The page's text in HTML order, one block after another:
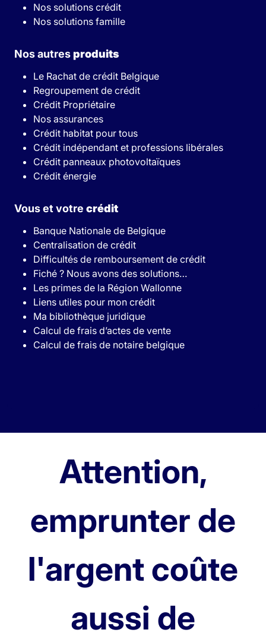
Nos solutions crédit
Nos solutions famille
Nos autresproduits
Le Rachat de crédit Belgique
Regroupement de crédit
Crédit Propriétaire
Nos assurances
Crédit habitat pour tous
Crédit indépendant et professions libérales
Crédit panneaux photovoltaïques
Crédit énergie
Vous et votre crédit
Banque Nationale de Belgique
Centralisation de crédit
Difficultés de remboursement de crédit
Fiché ? Nous avons des solutions…
Les primes de la Région Wallonne
Liens utiles pour mon crédit
Ma bibliothèque juridique
Calcul de frais d’actes de vente
Calcul de frais de notaire belgique
Attention,
emprunter de
l'argent coûte
aussi de